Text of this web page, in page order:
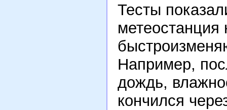
Тесты
метеостанция
Например,
дождь,
кончился